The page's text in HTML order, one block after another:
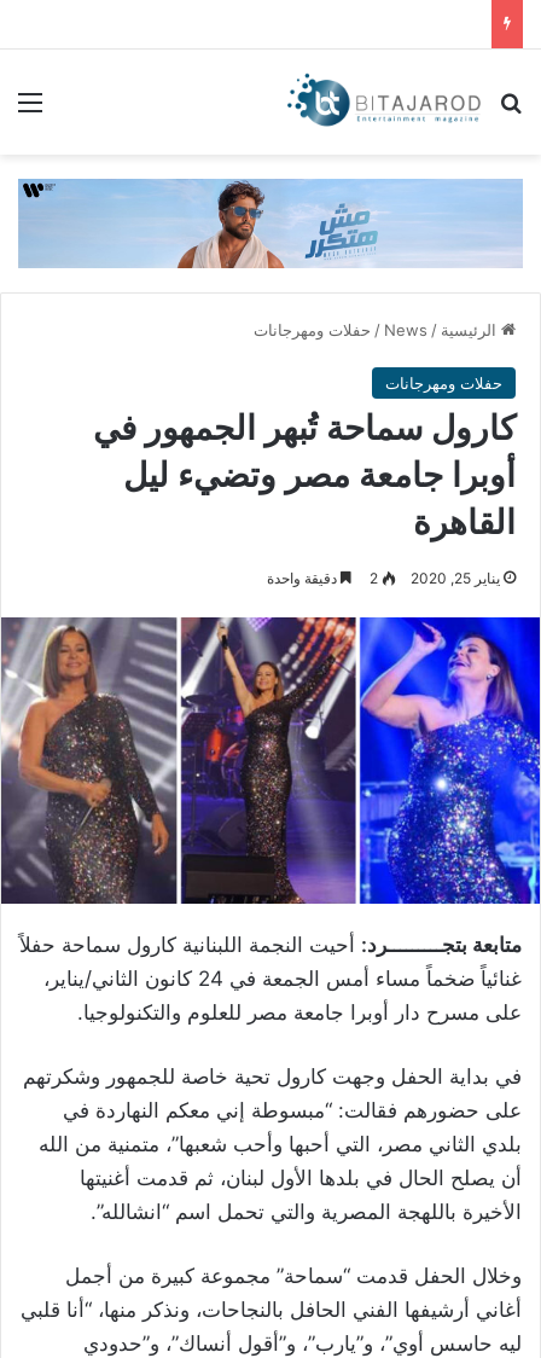
بحث عن
الرئيسية /
News
/ حفلات ومهرجانات
حفلات ومهرجانات
كارول سماحة تُبهر الجمهور في
أوبرا جامعة مصر وتضيء ليل
القاهرة
يناير 25, 2020 2 دقيقة واحدة
متابعة بتجـــــــــرد: أحيت النجمة اللبنانية كارول سماحة حفلاً
غنائياً ضخماً مساء أمس الجمعة في 24 كانون الثاني/يناير،
على مسرح دار أوبرا جامعة مصر للعلوم والتكنولوجيا.
في بداية الحفل وجهت كارول تحية خاصة للجمهور وشكرتهم
على حضورهم فقالت: “مبسوطة إني معكم النهاردة في
بلدي الثاني مصر، التي أحبها وأحب شعبها”، متمنية من الله
أن يصلح الحال في بلدها الأول لبنان، ثم قدمت أغنيتها
الأخيرة باللهجة المصرية والتي تحمل اسم “انشالله”.
وخلال الحفل قدمت “سماحة” مجموعة كبيرة من أجمل
أغاني أرشيفها الفني الحافل بالنجاحات، ونذكر منها، “أنا قلبي
ليه حاسس أوي”، و”يارب”، و”أقول أنساك”، و”حدودي